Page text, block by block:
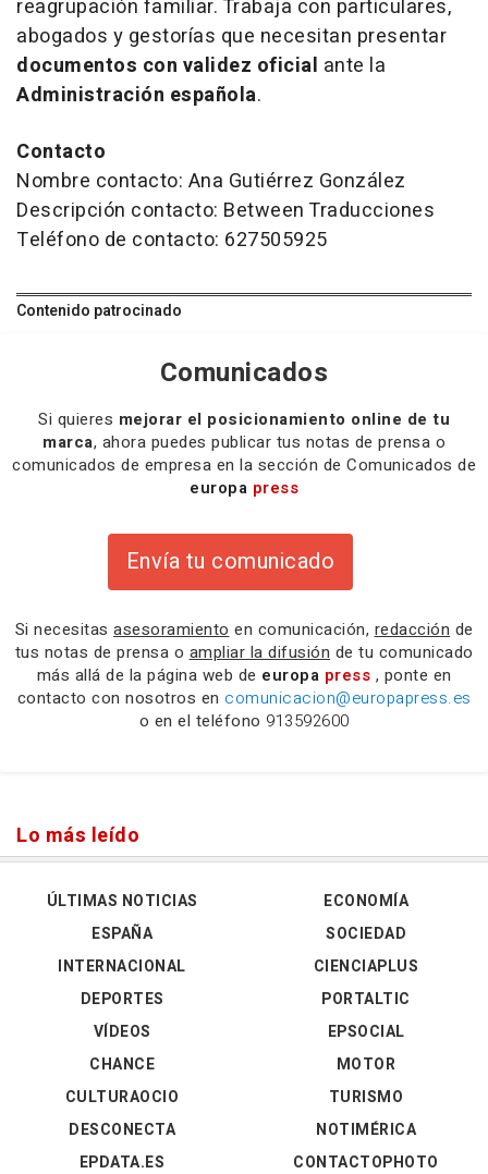
reagrupación familiar. Trabaja con particulares,
abogados y gestorías que necesitan presentar
documentos con validez oficial ante la
Administración española.
Contacto
Nombre contacto: Ana Gutiérrez González
Descripción contacto: Between Traducciones
Teléfono de contacto: 627505925
Contenido patrocinado
Comunicados
Si quieres mejorar el posicionamiento online de tu
marca, ahora puedes publicar tus notas de prensa o
comunicados de empresa en la sección de Comunicados de
europa press
Envía tu comunicado
Si necesitas asesoramiento en comunicación, redacción de
tus notas de prensa o ampliar la difusión de tu comunicado
más allá de la página web de europa press , ponte en
contacto con nosotros en comunicacion@europapress.es
o en el teléfono 913592600
Lo más leído
ÚLTIMAS NOTICIAS
ESPAÑA
INTERNACIONAL
DEPORTES
VÍDEOS
ECONOMÍA
SOCIEDAD
CIENCIAPLUS
PORTALTIC
EPSOCIAL
CHANCE
CULTURAOCIO
DESCONECTA
EPDATA.ES
MOTOR
TURISMO
NOTIMÉRICA
CONTACTOPHOTO